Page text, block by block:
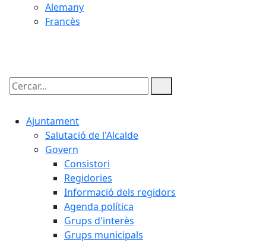
Alemany
Francès
Cercar:
Ajuntament
Salutació de l'Alcalde
Govern
Consistori
Regidories
Informació dels regidors
Agenda política
Grups d'interès
Grups municipals